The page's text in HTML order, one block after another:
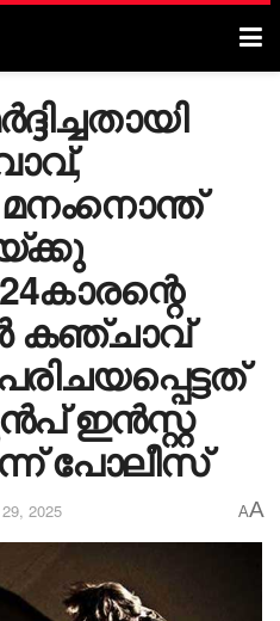
കഞ്ചാവ്
ഇൻസ്റ്റ​
പോലീസ്
2025 AA